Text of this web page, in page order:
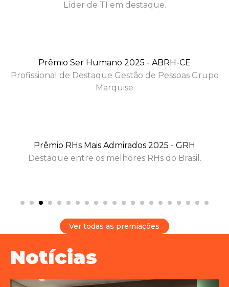
Líder de TI em destaque.
Prêmio Ser Humano 2025 - ABRH-CE
Profissional de Destaque Gestão de Pessoas Grupo
Marquise
Prêmio RHs Mais Admirados 2025 - GRH
Destaque entre os melhores RHs do Brasil.
Ver todas as premiações
Notícias
desaparecerão
do site.
seus interesses
e
comportamento
ofertas
personalizadas.